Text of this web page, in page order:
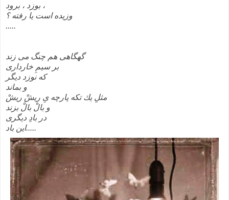
بوزد ، برود ،
وزيده است يا رفته ؟
.....
گهگاهی هم چنگ می زند
بر سيمِ خارداری
كه نوزد ديگر
و بماند
مثلِ يك تكه پارچه یِ ريشْ ريشْ
و بالْ بالْ بزند
در بادِ ديگری
اين باد.....